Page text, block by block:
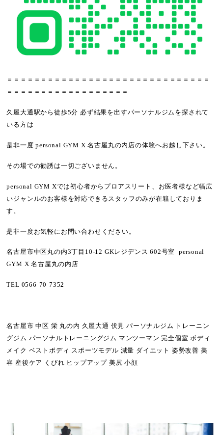
＝＝＝＝＝＝＝＝＝＝＝＝＝＝＝＝＝＝＝＝＝＝＝＝＝＝＝＝＝＝
＝＝＝＝＝＝＝＝＝＝＝＝＝＝＝＝＝＝
久屋大通駅から徒歩5分 必ず結果を出すパーソナルジムを探されて
いる方は
是非一度 personal GYM X 名古屋丸の内店の体験へお越し下さい。
その場での勧誘は一切ございません。
personal GYM Xでは初心者からプロアスリート
お医者様など幅広
いジャンルのお客様を対応できるスタッフのみが在籍しておりま
す。
是非一度お気軽にお問い合わせください。
名古屋市中区丸の内3丁目10-12 GKレジデンス 602号室 personal
GYM X 名古屋丸の内店
TEL 0566-70-7352
名古屋市 中区 栄 丸の内 久屋大通 伏見 パーソナルジム トレーニン
グジム パーソナルトレーニングジム マンツーマン 完全個室 ボディ
メイク ベストボディ スポーツモデル 減量 ダイエット 姿勢改善 美
容 産後ケア くびれ ヒップアップ 美尻 小顔